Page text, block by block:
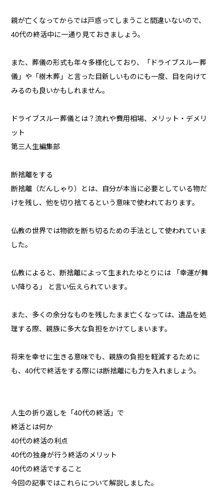
親が亡くなってからでは戸惑ってしまうこと間違いないので、
40代の終活中に一通り見ておきましょう。
また、葬儀の形式も年々多様化しており、「ドライブスルー葬
儀」や「樹木葬」と言った目新しいものにも一度、目を向けて
みるのも良いかもしれません。
ドライブスルー葬儀とは？流れや費用相場、メリット・デメリ
ット
第三人生編集部
断捨離をする
断捨離（だんしゃり）とは、自分が本当に必要としている物だ
けを残し、他を切り捨てるという意味で使われております。
仏教の世界では物欲を断ち切るための手法として使われていま
した。
仏教によると、断捨離によって生まれたゆとりには 「幸運が舞
い降りる」 と言い伝えられています。
また、多くの余分なものを残したまま亡くなっては、遺品を処
理する際、親族に多大な負担をかけてしまいます。
将来を幸せに生きる意味でも、親族の負担を軽減するために
も、40代で終活をする際には断捨離にも力を入れましょう。
人生の折り返しを「40代の終活」で
終活とは何か
40代の終活の利点
40代の独身が行う終活のメリット
40代の終活ですること
今回の記事ではこれらについて解説しました。